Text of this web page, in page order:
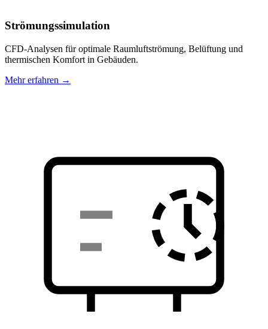
Strömungssimulation
CFD-Analysen für optimale Raumluftströmung, Belüftung und
thermischen Komfort in Gebäuden.
Mehr erfahren →